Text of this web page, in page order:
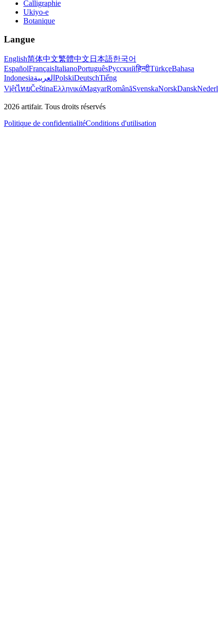
Calligraphie
Ukiyo-e
Botanique
Langue
English简体中文繁體中文 日本語한국어
EspañolFrançaisItalianoPortuguêsРусскийहिन्दीTürkçeBahasa
Indonesiaالعربية PolskiDeutschTiếng
ViệtไทยČeštinaΕλληνικάMagyarRomânăSvenskaNorskDansk
2026 artifair. Tous droits réservés
Politique de confidentialitéConditions d'utilisation